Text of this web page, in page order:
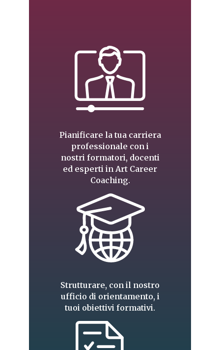
Pianificare la tua carriera
professionale con i
nostri formatori, docenti
ed esperti in Art Career
Coaching.
Strutturare, con il nostro
ufficio di orientamento, i
tuoi obiettivi formativi.